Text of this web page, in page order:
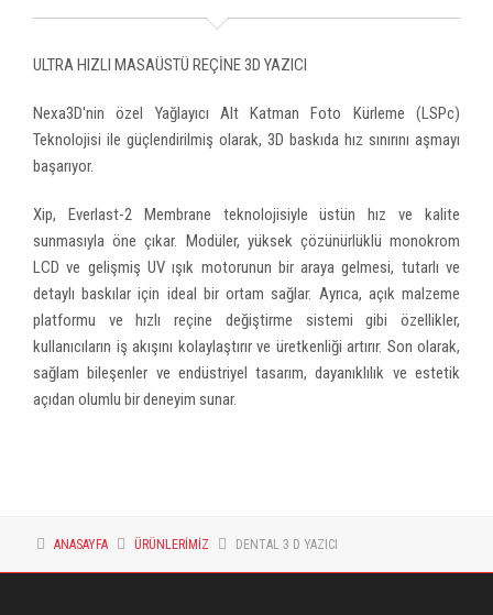
ULTRA HIZLI MASAÜSTÜ REÇİNE 3D YAZICI
Nexa3D'nin özel Yağlayıcı Alt Katman Foto Kürleme (LSPc)
Teknolojisi ile güçlendirilmiş olarak, 3D baskıda hız sınırını aşmayı
başarıyor.
Xip, Everlast-2 Membrane teknolojisiyle üstün hız ve kalite
sunmasıyla öne çıkar. Modüler, yüksek çözünürlüklü monokrom
LCD ve gelişmiş UV ışık motorunun bir araya gelmesi, tutarlı ve
detaylı baskılar için ideal bir ortam sağlar. Ayrıca, açık malzeme
platformu ve hızlı reçine değiştirme sistemi gibi özellikler,
kullanıcıların iş akışını kolaylaştırır ve üretkenliği artırır. Son olarak,
sağlam bileşenler ve endüstriyel tasarım, dayanıklılık ve estetik
açıdan olumlu bir deneyim sunar.
ANASAYFA ÜRÜNLERİMİZ DENTAL 3 D YAZICI